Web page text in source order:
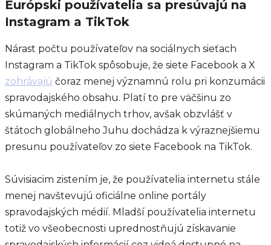
Európski používatelia sa presúvajú na
Instagram a TikTok
Nárast počtu používateľov na sociálnych sieťach
Instagram a TikTok spôsobuje, že siete Facebook a X
zohrávajú čoraz menej významnú rolu pri konzumácii
spravodajského obsahu. Platí to pre väčšinu zo
skúmaných mediálnych trhov, avšak obzvlášť v
štátoch globálneho Juhu dochádza k výraznejšiemu
presunu používateľov zo siete Facebook na TikTok.
Súvisiacim zistením je, že používatelia internetu stále
menej navštevujú oficiálne online portály
spravodajských médií. Mladší používatelia internetu
totiž vo všeobecnosti uprednostňujú získavanie